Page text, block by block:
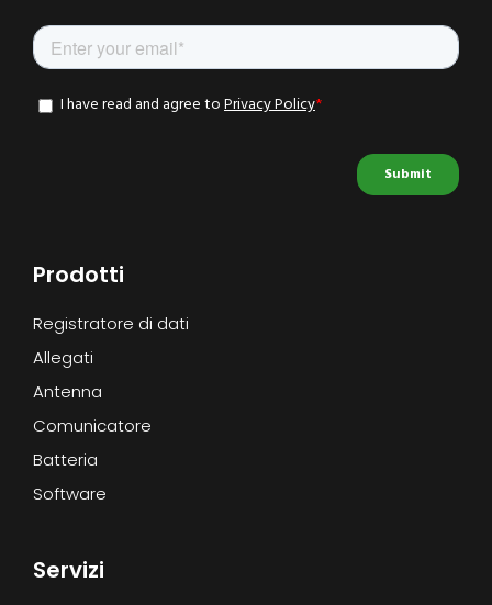
Prodotti
Registratore di dati
Allegati
Antenna
Comunicatore
Batteria
Software
Servizi